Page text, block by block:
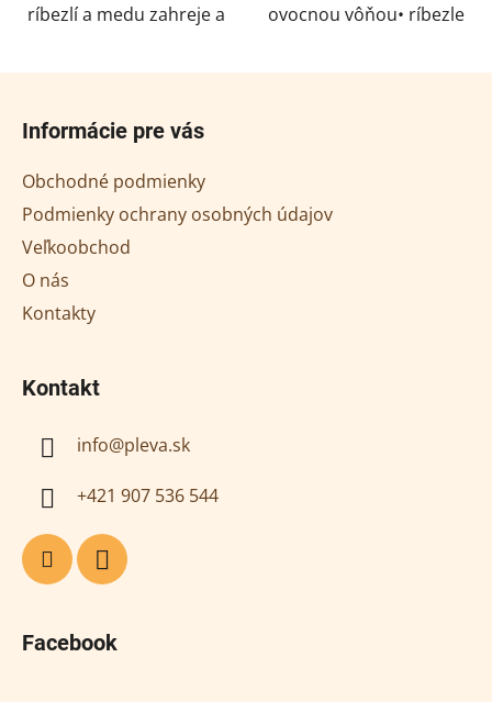
ríbezlí a medu zahreje a
podhoria Orlických hôr•
najlepšie
ovocnou vôňou• ríbezle
hôr• ocenená zlatou
Informácie pre vás
Obchodné podmienky
Podmienky ochrany osobných údajov
Veľkoobchod
O nás
Kontakty
Kontakt
info@pleva.sk
+421 907 536 544
Facebook